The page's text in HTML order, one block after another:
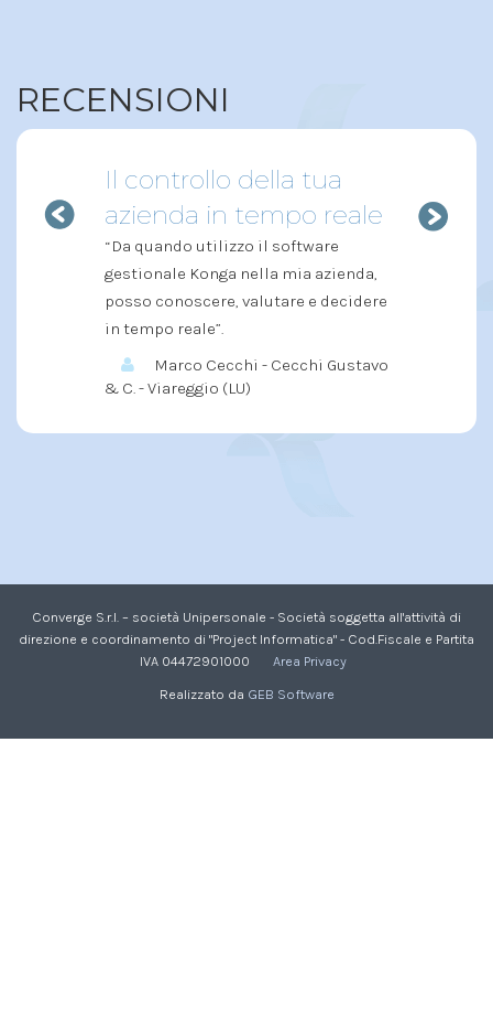
RECENSIONI
Il controllo della tua
azienda in tempo reale
“Da quando utilizzo il software
gestionale Konga nella mia azienda,
posso conoscere, valutare e decidere
in tempo reale”.
Marco Cecchi - Cecchi Gustavo
& C. - Viareggio (LU)
Converge S.r.l. – società Unipersonale - Società soggetta all'attività di
direzione e coordinamento di "Project Informatica" - Cod.Fiscale e Partita
IVA 04472901000 Area Privacy
Realizzato da GEB Software